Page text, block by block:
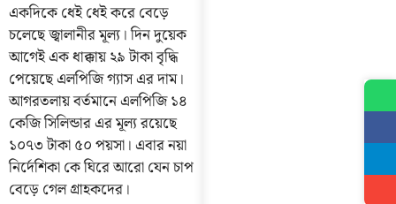
একদিকে ধেই ধেই করে বেড়ে
চলেছে জ্বালানীর মূল্য। দিন দুয়েক
আগেই এক ধাক্কায় ২৯ টাকা বৃদ্ধি
পেয়েছে এলপিজি গ্যাস এর দাম।
আগরতলায় বর্তমানে এলপিজি ১৪
কেজি সিলিন্ডার এর মূল্য রয়েছে
১০৭৩ টাকা ৫০ পয়সা। এবার নয়া
নির্দেশিকা কে ঘিরে আরো যেন চাপ
বেড়ে গেল গ্রাহকদের।